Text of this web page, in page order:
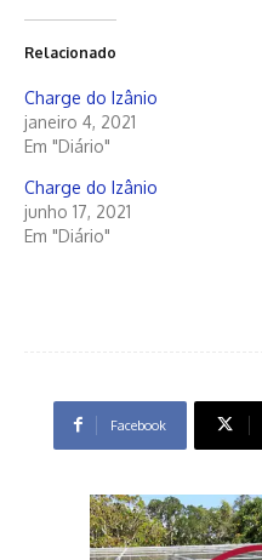
Relacionado
Charge do Izânio
janeiro 4, 2021
Em "Diário"
Charge do Izânio
junho 17, 2021
Em "Diário"
Facebook